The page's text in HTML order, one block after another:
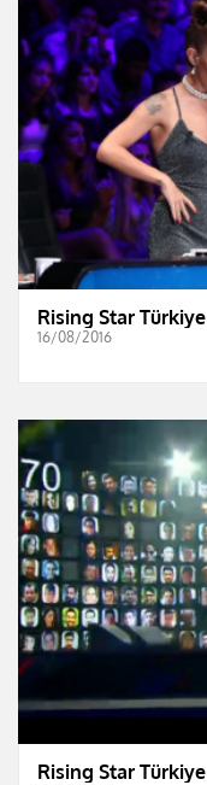
Rising Star Türkiye
16/08/2016
Rising Star